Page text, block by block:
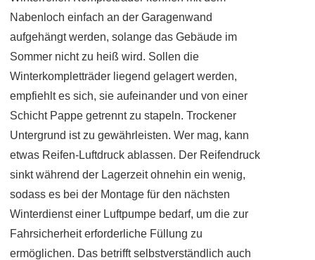
Nabenloch einfach an der Garagenwand
aufgehängt werden, solange das Gebäude im
Sommer nicht zu heiß wird. Sollen die
Winterkompletträder liegend gelagert werden,
empfiehlt es sich, sie aufeinander und von einer
Schicht Pappe getrennt zu stapeln. Trockener
Untergrund ist zu gewährleisten. Wer mag, kann
etwas Reifen-Luftdruck ablassen. Der Reifendruck
sinkt während der Lagerzeit ohnehin ein wenig,
sodass es bei der Montage für den nächsten
Winterdienst einer Luftpumpe bedarf, um die zur
Fahrsicherheit erforderliche Füllung zu
ermöglichen. Das betrifft selbstverständlich auch